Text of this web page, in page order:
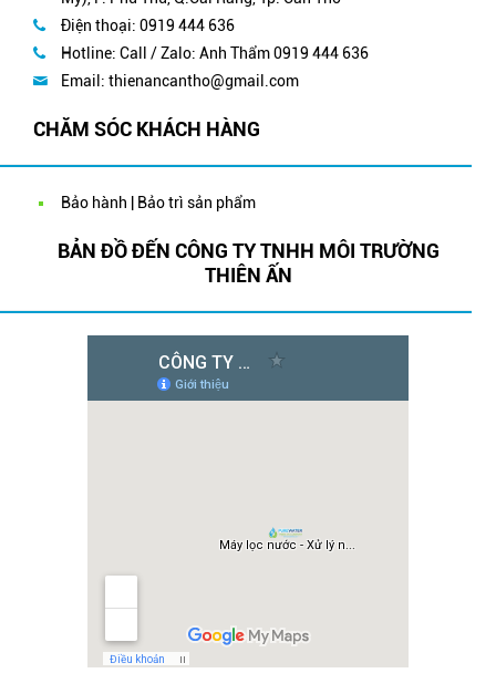
Điện thoại: 0919 444 636
Hotline: Call / Zalo: Anh Thẩm 0919 444 636
Email: thienancantho@gmail.com
CHĂM SÓC KHÁCH HÀNG
Bảo hành | Bảo trì sản phẩm
BẢN ĐỒ ĐẾN CÔNG TY TNHH MÔI TRƯỜNG
THIÊN ẤN